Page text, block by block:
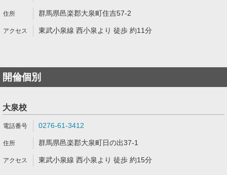
群馬県邑楽郡大泉町住吉57-2
東武小泉線 西小泉より 徒歩 約11分
開倫個別
大泉校
0276-61-3412
群馬県邑楽郡大泉町日の出37-1
東武小泉線 西小泉より 徒歩 約15分